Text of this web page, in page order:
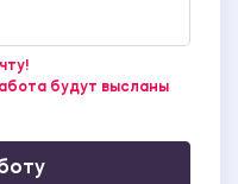
будут высланы